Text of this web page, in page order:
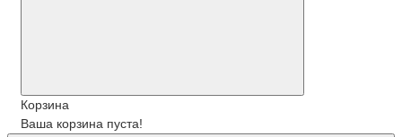
Корзина
Ваша корзина пуста!